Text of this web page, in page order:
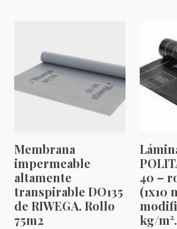
Membrana
impermeable
altamente
transpirable DO135
de RIWEGA. Rollo
75m2
40 –
(1x10
kg/m².